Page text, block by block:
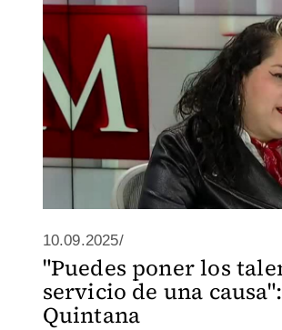
10.09.2025/
"Puedes poner los
servicio de una
Quintana